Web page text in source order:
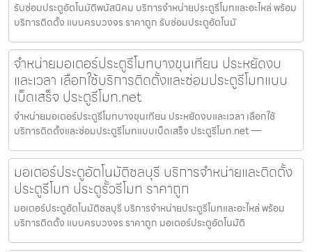
รับซ่อมประตูอัตโนมัติพนัสนิคม บริการจำหน่ายประตูรีโมทและอะไหล่ พร้อม
บริการติดตั้ง แบบครบวงจร ราคาถูก รับซ่อมประตูอัตโนมั
จำหน่ายมอเตอร์ประตูรีโมทบางขุนเทียน ประหยัดงบ
และเวลา เลือกใช้บริการติดตั้งและซ่อมประตูรีโมทแบบ
เบ็ดเสร็จ ประตูรีโมท.net
จำหน่ายมอเตอร์ประตูรีโมทบางขุนเทียน ประหยัดงบและเวลา เลือกใช้
บริการติดตั้งและซ่อมประตูรีโมทแบบเบ็ดเสร็จ ประตูรีโมท.net —
มอเตอร์ประตูอัตโนมัติชลบุรี บริการจำหน่ายและติดตั้ง
ประตูรีโมท ประตูรั้วรีโมท ราคาถูก
มอเตอร์ประตูอัตโนมัติชลบุรี บริการจำหน่ายประตูรีโมทและอะไหล่ พร้อม
บริการติดตั้ง แบบครบวงจร ราคาถูก มอเตอร์ประตูอัตโนมัติ